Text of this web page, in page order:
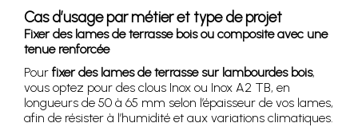
Cas d’usage par métier et type de projet
Fixer des lames de terrasse bois ou composite avec une
tenue renforcée
Pour fixer des lames de terrasse sur lambourdes bois,
vous optez pour des clous Inox ou Inox A2 TB, en
longueurs de 50 à 65 mm selon l’épaisseur de vos lames,
afin de résister à l’humidité et aux variations climatiques.